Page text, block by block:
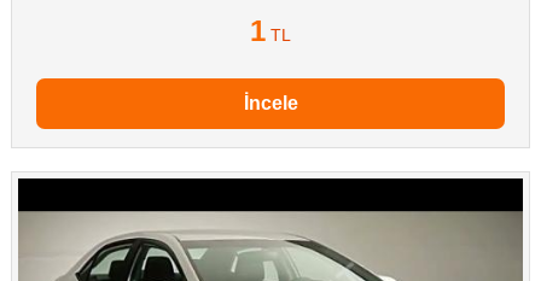
1 TL
İncele